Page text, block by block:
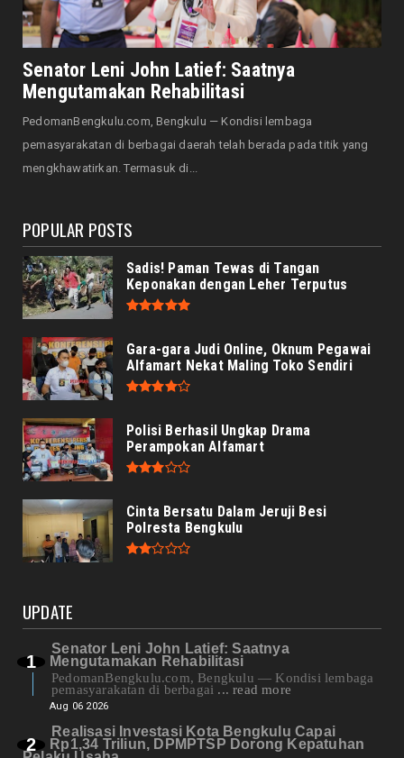
August 05, 2026
EKONOMI
Hotel Santika Bengkulu Hadirkan Promo HUT
ke-81 RI, Kamar Mu...
August 05, 2026
NASIONAL
Menjadi Tuan Rumah Sidang Tahunan MPR RI
dan Sidang Bersama...
Senator Leni John Latief: Saatnya
Mengutamakan Rehabilitasi
PedomanBengkulu.com, Bengkulu — Kondisi lembaga
pemasyarakatan di berbagai daerah telah berada pada titik yang
mengkhawatirkan. Termasuk di...
POPULAR POSTS
Sadis! Paman Tewas di Tangan
Keponakan dengan Leher Terputus
Gara-gara Judi Online, Oknum Pegawai
Alfamart Nekat Maling Toko Sendiri
Polisi Berhasil Ungkap Drama
Perampokan Alfamart
Cinta Bersatu Dalam Jeruji Besi
Polresta Bengkulu
UPDATE
Senator Leni John Latief: Saatnya
Mengutamakan Rehabilitasi
PedomanBengkulu.com, Bengkulu — Kondisi lembaga
pemasyarakatan di berbagai ... read more
Aug 06 2026
Realisasi Investasi Kota Bengkulu Capai
Rp1,34 Triliun, DPMPTSP Dorong Kepatuhan